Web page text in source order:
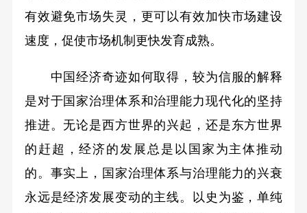
有效避免市场失灵，更可以有效加快市场建设
速度，促使市场机制更快发育成熟。
中国经济奇迹如何取得，较为信服的解释
是对于国家治理体系和治理能力现代化的坚持
推进。无论是西方世界的兴起，还是东方世界
的赶超，经济的发展总是以国家为主体推动
的。事实上，国家治理体系与治理能力的兴衰
永远是经济发展变动的主线。以史为鉴，单纯